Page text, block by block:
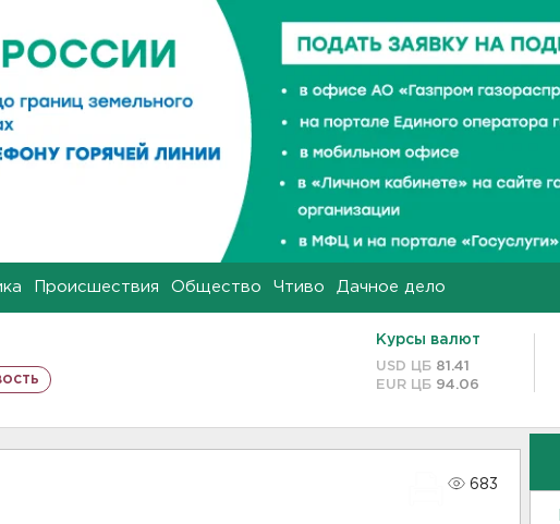
Происшествия Общество Чтиво Дачное дело
Курсы валют
USD ЦБ 81.41
EUR ЦБ 94.06
683